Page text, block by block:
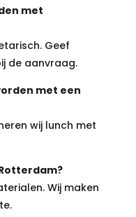
met
Geef
de aanvraag.
met een
wij lunch met
Wij maken